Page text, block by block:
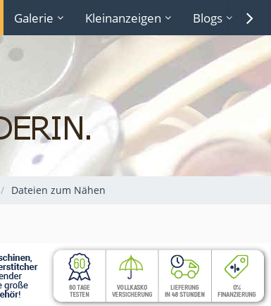
Galerie Kleinanzeigen Blogs
Dateien zum Nähen